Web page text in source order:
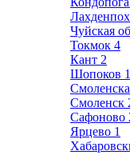
Чуйская
Токмок 4
Кант 2
Шопоков 1
Смоленск
Сафоново
Ярцево 1